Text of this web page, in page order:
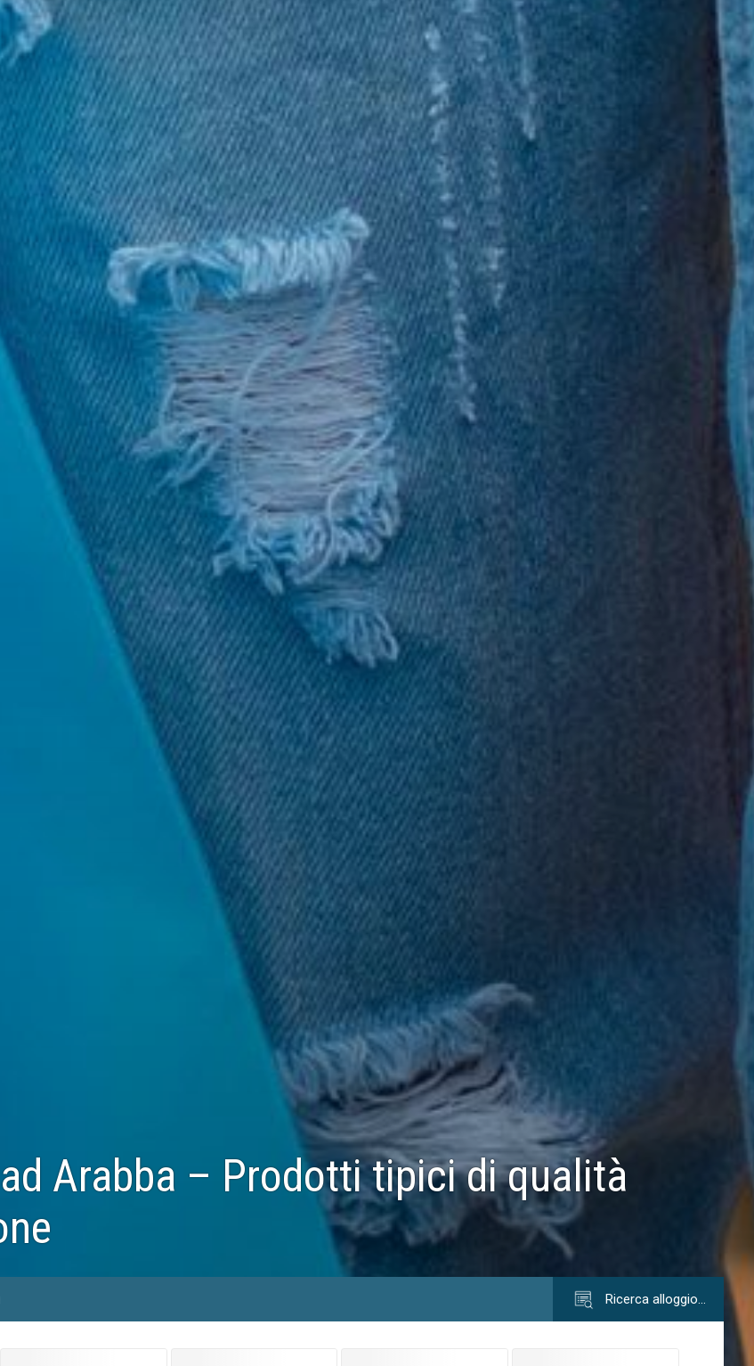
Arabba – Prodotti tipici di qualità
Ricerca alloggio…